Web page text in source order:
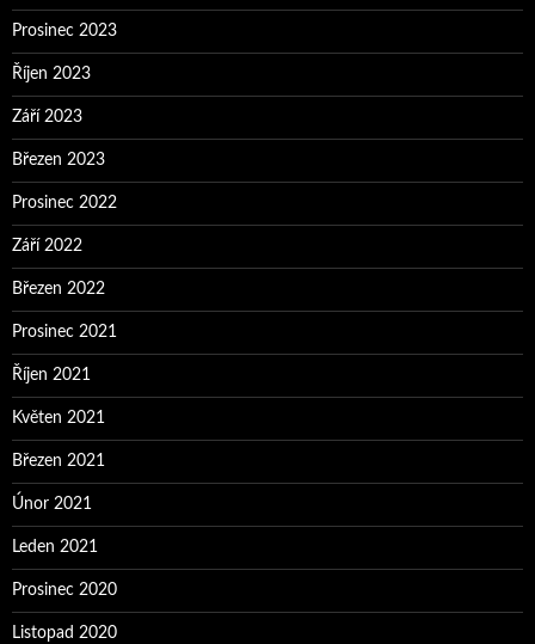
Prosinec 2023
Říjen 2023
Září 2023
Březen 2023
Prosinec 2022
Září 2022
Březen 2022
Prosinec 2021
Říjen 2021
Květen 2021
Březen 2021
Únor 2021
Leden 2021
Prosinec 2020
Listopad 2020